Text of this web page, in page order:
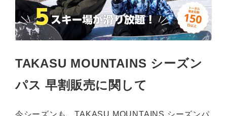
TAKASU MOUNTAINS シーズン
パス 早割販売に関して